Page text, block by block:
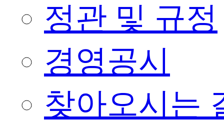
정관 및 규정
경영공시
찾아오시는